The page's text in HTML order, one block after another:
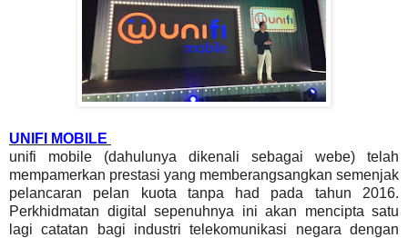
UNIFI MOBILE
unifi mobile (dahulunya dikenali sebagai webe) telah
mempamerkan prestasi yang memberangsangkan semenjak
pelancaran pelan kuota tanpa had pada tahun 2016.
Perkhidmatan digital sepenuhnya ini akan mencipta satu
lagi catatan bagi industri telekomunikasi negara dengan